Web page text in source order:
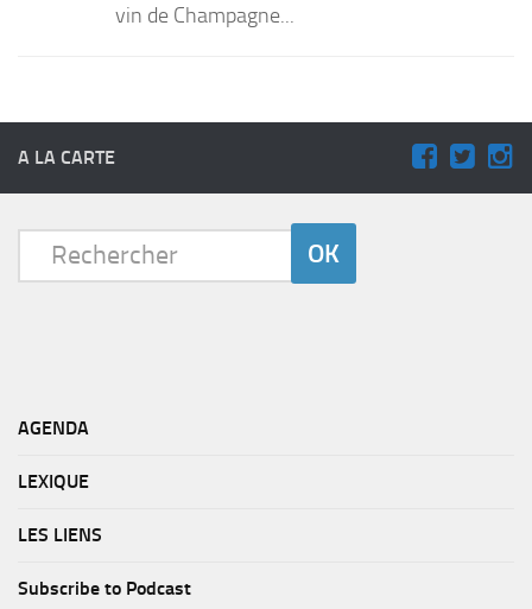
vin de Champagne...
A LA CARTE
AGENDA
LEXIQUE
LES LIENS
Subscribe to Podcast